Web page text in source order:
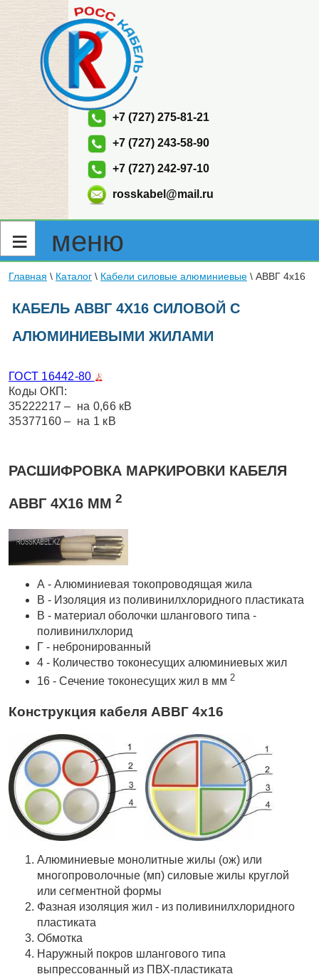
+7 (727) 275-81-21
+7 (727) 243-58-90
+7 (727) 242-97-10
rosskabel@mail.ru
≡ меню
Главная \ Каталог \ Кабели силовые алюминиевые \ АВВГ 4х16
КАБЕЛЬ АВВГ 4Х16 СИЛОВОЙ С
АЛЮМИНИЕВЫМИ ЖИЛАМИ
ГОСТ 16442-80
Коды ОКП:
35222217 – на 0,66 кВ
35377160 – на 1 кВ
РАСШИФРОВКА МАРКИРОВКИ КАБЕЛЯ
АВВГ 4Х16 ММ 2
А - Алюминиевая токопроводящая жила
В - Изоляция из поливинилхлоридного пластиката
В - материал оболочки шлангового типа -
поливинилхлорид
Г - небронированный
4 - Количество токонесущих алюминиевых жил
16 - Сечение токонесущих жил в мм 2
Конструкция кабеля АВВГ 4х16
Алюминиевые монолитные жилы (ож) или
многопроволочные (мп) силовые жилы круглой
или сегментной формы
Фазная изоляция жил - из поливинилхлоридного
пластиката
Обмотка
Наружный покров шлангового типа
выпрессованный из ПВХ-пластиката